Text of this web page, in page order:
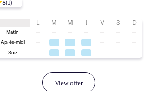
5(1)
L M M J V S D
Matin
Après-midi
Soir
View offer